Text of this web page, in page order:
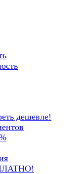
дешевле!